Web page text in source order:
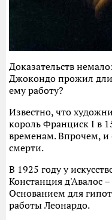
Доказательств
Джокондо прожил
ему работу?
Известно, что
король Франциск I в
временам. Впрочем, и
смерти.
В 1925 году у
Констанция д'Авалос
Основанием для
работы Леонардо.